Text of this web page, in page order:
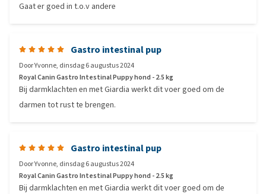
Gaat er goed in t.o.v andere
Gastro intestinal pup
DoorYvonne, dinsdag 6 augustus 2024
Royal Canin Gastro Intestinal Puppy hond - 2.5 kg
Bij darmklachten en met Giardia werkt dit voer goed om de
darmen tot rust te brengen.
Gastro intestinal pup
DoorYvonne, dinsdag 6 augustus 2024
Royal Canin Gastro Intestinal Puppy hond - 2.5 kg
Bij darmklachten en met Giardia werkt dit voer goed om de